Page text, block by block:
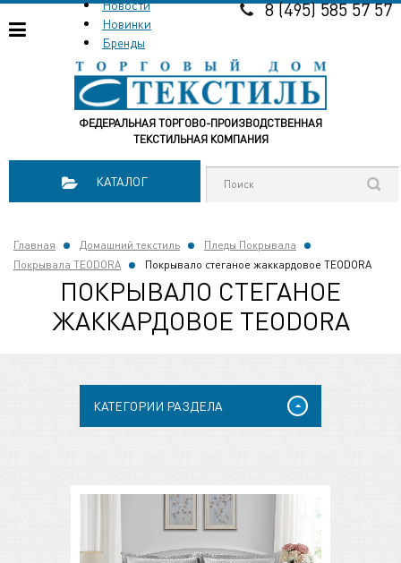
ФЕДЕРАЛЬНАЯ ТОРГОВО-ПРОИЗВОДСТВЕННАЯ
ТЕКСТИЛЬНАЯ КОМПАНИЯ
Новости
Новинки
Бренды
8 (495) 585 57 57
КАТАЛОГ
Главная Домашний текстиль
Пледы Покрывала
Покрывала TEODORA
Покрывало стеганое жаккардовое TEODORA
ПОКРЫВАЛО СТЕГАНОЕ
ЖАККАРДОВОЕ TEODORA
КАТЕГОРИИ РАЗДЕЛА